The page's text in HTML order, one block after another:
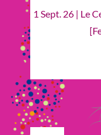
1 Sept. 26 | Le